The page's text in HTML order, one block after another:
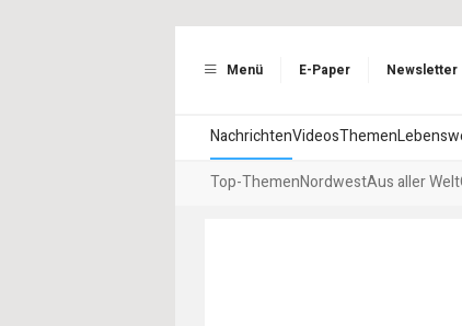
Menü E-Paper Newsletter
NachrichtenVideosThemen
Top-ThemenNordwestAus aller Welt